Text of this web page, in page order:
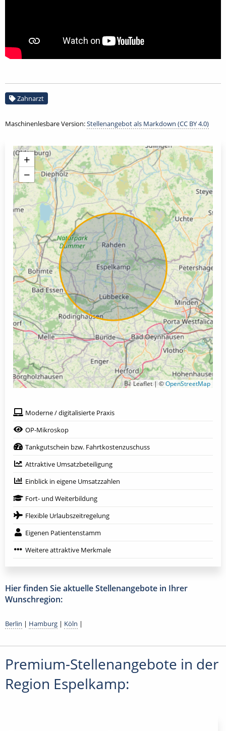
Zahnarzt
Maschinenlesbare Version:Stellenangebot als Markdown (CC BY 4.0)
+
−
Leaflet | ©OpenStreetMap
Moderne / digitalisierte Praxis
OP-Mikroskop
Tankgutschein bzw. Fahrtkostenzuschuss
Attraktive Umsatzbeteiligung
Einblick in eigene Umsatzzahlen
Fort- und Weiterbildung
Flexible Urlaubszeitregelung
Eigenen Patientenstamm
Weitere attraktive Merkmale
Hier finden Sie aktuelle Stellenangebote in Ihrer
Wunschregion:
Berlin | Hamburg | Köln |
Premium-Stellenangebote in der
Region Espelkamp: